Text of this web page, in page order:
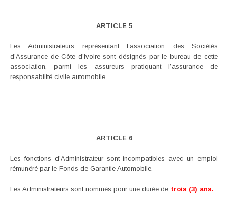
ARTICLE 5
Les Administrateurs représentant l’association des Sociétés
d’Assurance de Côte d’Ivoire sont désignés par le bureau de cette
association, parmi les assureurs pratiquant l’assurance de
responsabilité civile automobile.
ARTICLE 6
Les fonctions d’Administrateur sont incompatibles avec un emploi
rémunéré par le Fonds de Garantie Automobile.
Les Administrateurs sont nommés pour une durée de trois (3) ans.